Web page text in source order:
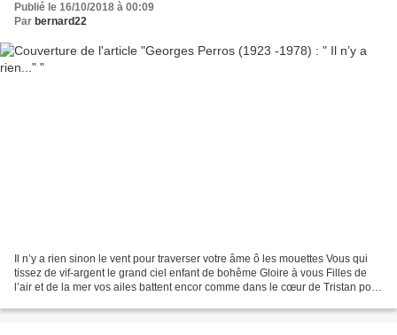
Publié le 16/10/2018 à 00:09
Par bernard22
Il n’y a rien sinon le vent pour traverser votre âme ô les mouettes Vous qui
tissez de vif-argent le grand ciel enfant de bohême Gloire à vous Filles de
l’air et de la mer vos ailes battent encor comme dans le cœur de Tristan pour